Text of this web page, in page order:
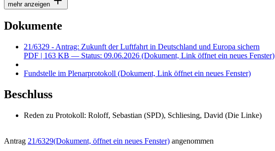
mehr anzeigen
Dokumente
21/6329 - Antrag: Zukunft der Luftfahrt in Deutschland und Europa sichern
PDF | 163 KB — Status: 09.06.2026 (Dokument, Link öffnet ein neues Fenster)
Fundstelle im Plenarprotokoll (Dokument, Link öffnet ein neues Fenster)
Beschluss
Reden zu Protokoll: Roloff, Sebastian (SPD), Schliesing, David (Die Linke)
Antrag 21/6329(Dokument, öffnet ein neues Fenster) angenommen